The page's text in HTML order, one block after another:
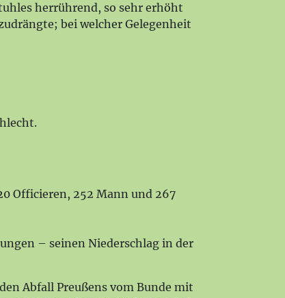
herrührend, so sehr erhöht
bei welcher Gelegenheit
Officieren, 252 Mann und 267
– seinen Niederschlag in der
Abfall Preußens vom Bunde mit